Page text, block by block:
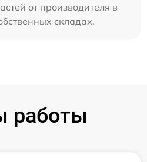
от производителя в
складах.
работы